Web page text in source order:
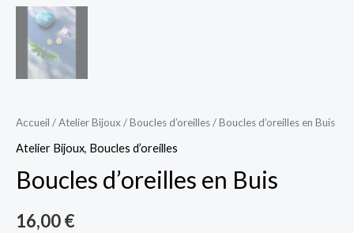
Accueil /Atelier Bijoux/Boucles d’oreilles/ Boucles d’oreilles en Buis
Atelier Bijoux, Boucles d’oreilles
Boucles d’oreilles en Buis
16,00€